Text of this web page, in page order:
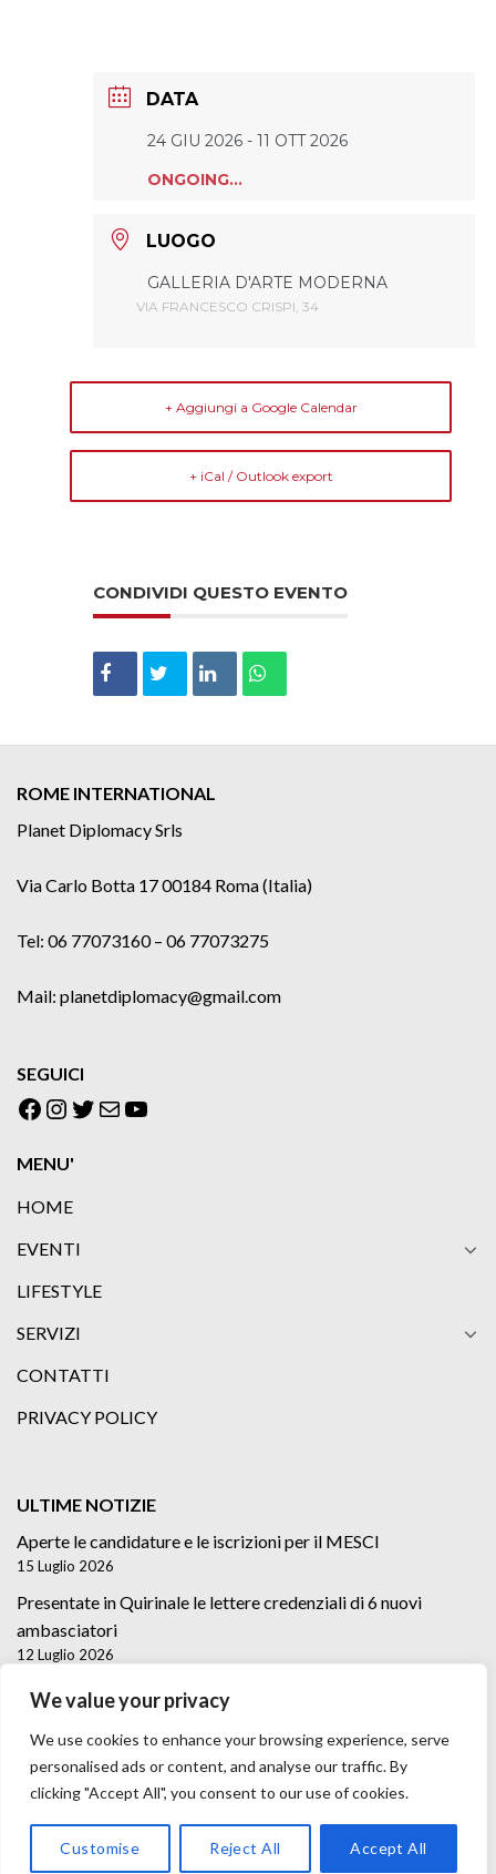
We value your privacy
We use cookies to enhance your browsing experience, serve
personalised ads or content, and analyse our traffic. By
clicking "Accept All", you consent to our use of cookies.
Customise Reject All Accept All
DATA
24 GIU 2026 - 11 OTT 2026
ONGOING...
LUOGO
GALLERIA D'ARTE MODERNA
VIA FRANCESCO CRISPI, 34
+ Aggiungi a Google Calendar
+ iCal / Outlook export
CONDIVIDI QUESTO EVENTO
ROME INTERNATIONAL
Planet Diplomacy Srls
Via Carlo Botta 17 00184 Roma (Italia)
Tel: 06 77073160 – 06 77073275
Mail: planetdiplomacy@gmail.com
SEGUICI
Facebook
Instagram
Twitter
EmailYouTube
MENU'
HOME
EVENTI
LIFESTYLE
SERVIZI
CONTATTI
PRIVACY POLICY
ULTIME NOTIZIE
Aperte le candidature e le iscrizioni per il MESCI
15 Luglio 2026
Presentate in Quirinale le lettere credenziali di 6 nuovi
ambasciatori
12 Luglio 2026
Lettere credenziali di 5 nuovi Ambasciatori
Copyright 2026 ©Trast Media Agency